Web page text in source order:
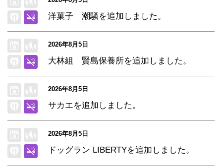
洋菓子 潮騒を追加しました。
2026年8月5日
大林組 賢島保養所を追加しました。
2026年8月5日
サカエを追加しました。
2026年8月5日
ドッグラン LIBERTYを追加しました。